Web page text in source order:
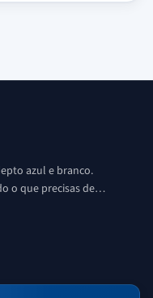
azul e branco.
o que precisas de